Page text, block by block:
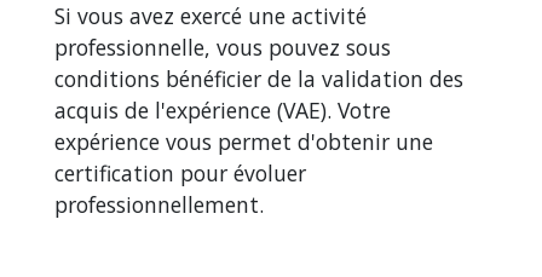
Si vous avez exercé une activité
professionnelle, vous pouvez sous
conditions bénéficier de la validation des
acquis de l'expérience (VAE). Votre
expérience vous permet d'obtenir une
certification pour évoluer
professionnellement.